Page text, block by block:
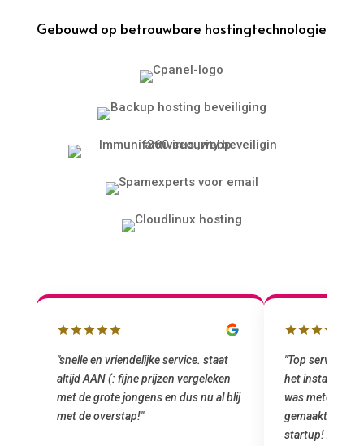
Gebouwd op betrouwbare hostingtechnologie
"snelle en vriendelijke service. staat
altijd AAN (: fijne prijzen vergeleken
met de grote jongens en dus nu al blij
met de overstap!"
"Top service. Ik
het installeren
was meteen
gemaakt. Top
startup! Zeker